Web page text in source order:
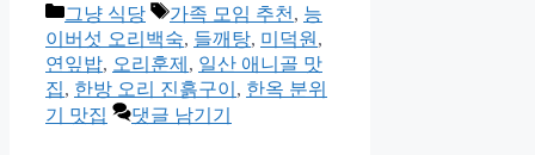
카
테
고
리
그냥 식당
태
그
가족 모임 추천, 능
이버섯 오리백숙, 들깨탕, 미덕원,
연잎밥, 오리훈제 , 일산 애니골 맛
집, 한방 오리 진흙구이 , 한옥 분위
기 맛집
댓글 남기기